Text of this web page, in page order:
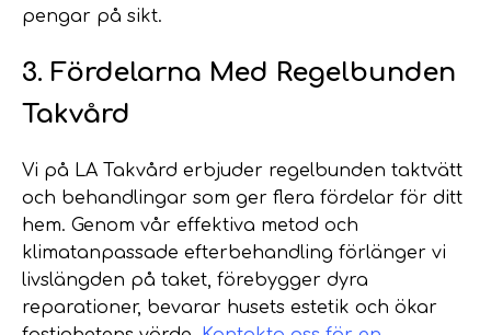
pengar på sikt.
3. Fördelarna Med Regelbunden
Takvård
Vi på LA Takvård erbjuder regelbunden taktvätt
och behandlingar som ger flera fördelar för ditt
hem. Genom vår effektiva metod och
klimatanpassade efterbehandling förlänger vi
livslängden på taket, förebygger dyra
reparationer, bevarar husets estetik och ökar